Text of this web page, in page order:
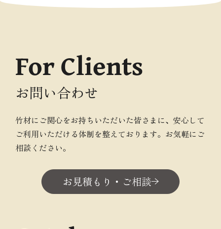
For Clients
お問い合わせ
竹材にご関心をお持ちいただいた皆さまに、安心して
ご利用いただける体制を整えております。お気軽にご
相談ください。
お見積もり・ご相談